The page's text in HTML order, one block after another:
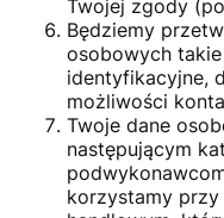
Twojej zgody
Będziemy
osobowych
identyfikacyjne,
możliwości
Twoje dane
następującym
korzystamy